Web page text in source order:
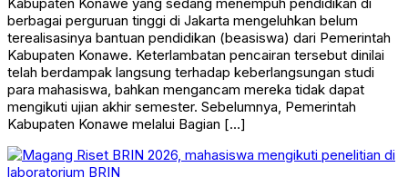
berbagai perguruan tinggi di Jakarta mengeluhkan belum
terealisasinya bantuan pendidikan (beasiswa) dari Pemerintah
Kabupaten Konawe. Keterlambatan pencairan tersebut dinilai
telah berdampak langsung terhadap keberlangsungan studi
para mahasiswa, bahkan mengancam mereka tidak dapat
mengikuti ujian akhir semester. Sebelumnya, Pemerintah
Kabupaten Konawe melalui Bagian […]